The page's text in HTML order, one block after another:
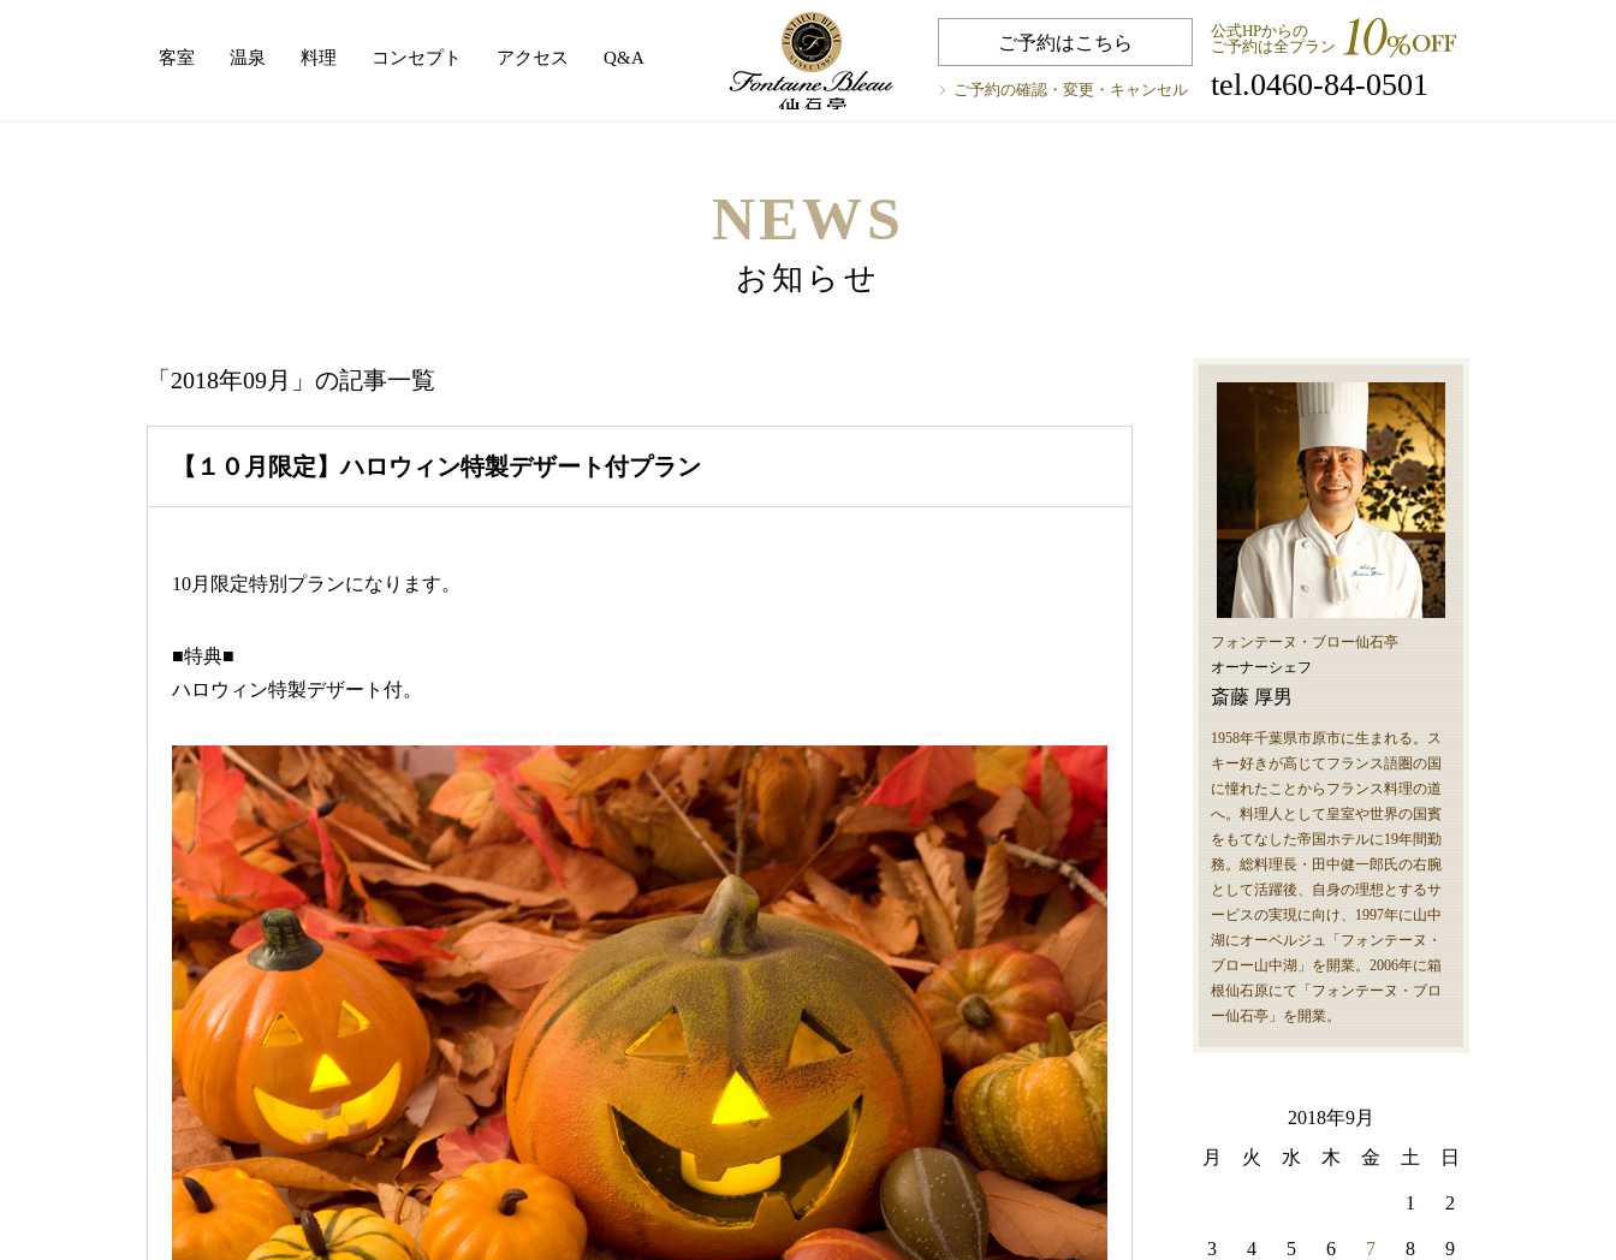
客室 温泉 料理 コンセプト アクセス Q&A
ご予約はこちら
ご予約の確認・変更・キャンセル
公式HPからの
ご予約は全プラン
tel.0460-84-0501
NEWS
お知らせ
「2018年09月」の記事一覧
【１０月限定】ハロウィン特製デザート付プラン
10月限定特別プランになります。
■特典■
ハロウィン特製デザート付。
フォンテーヌ・ブロー仙石亭
オーナーシェフ
斎藤 厚男
1958年千葉県市原市に生まれる。ス
キー好きが高じてフランス語圏の国
に憧れたことからフランス料理の道
へ。料理人として皇室や世界の国賓
をもてなした帝国ホテルに19年間勤
務。総料理長・田中健一郎氏の右腕
として活躍後、自身の理想とするサ
ービスの実現に向け、1997年に山中
湖にオーベルジュ「フォンテーヌ・
ブロー山中湖」を開業。2006年に箱
根仙石原にて「フォンテーヌ・ブロ
ー仙石亭」を開業。
2018年9月
月
火 水 木 金 土 日
1 2
3 4 5 6 7 8 9